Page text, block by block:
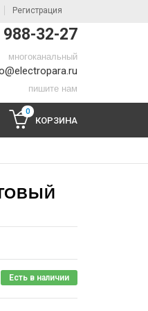
Регистрация
32-27
многоканальный
пишите нам
0
КОРЗИНА
Есть в наличии